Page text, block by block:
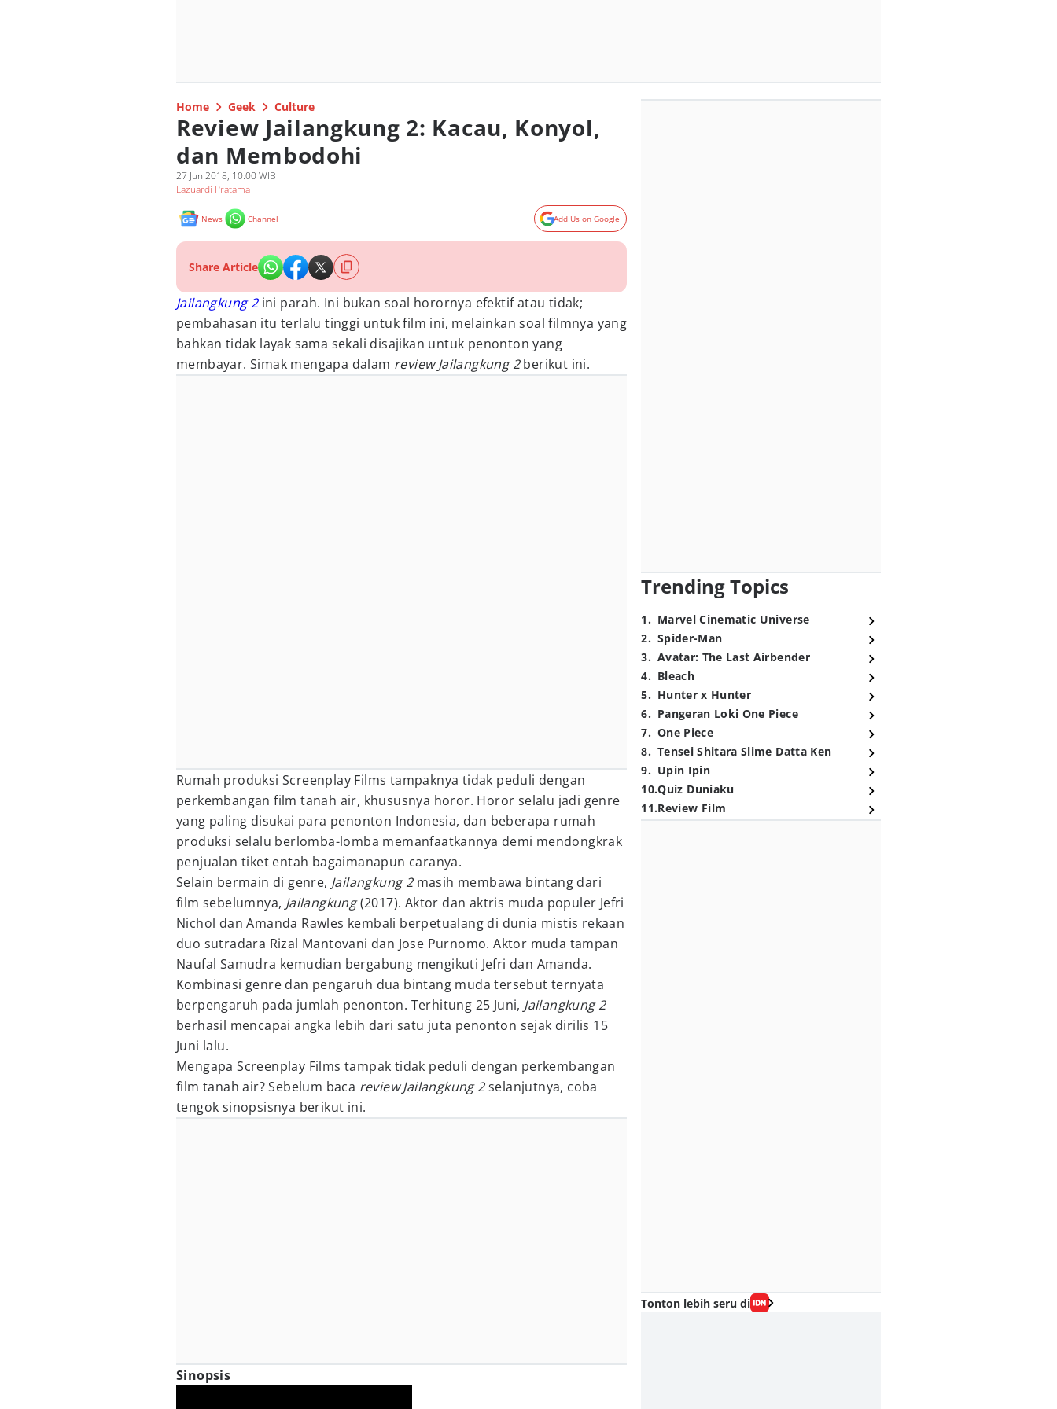
Home Geek Culture
Review Jailangkung 2: Kacau, Konyol,
dan Membodohi
27 Jun 2018, 10:00 WIB
Lazuardi Pratama
News Channel Add Us on Google
Share Article
Jailangkung 2ini parah. Ini bukan soal horornya efektif atau tidak;
pembahasan itu terlalu tinggi untuk film ini, melainkan soal filmnya yang
bahkan tidak layak sama sekali disajikan untuk penonton yang
membayar. Simak mengapa dalam review Jailangkung 2berikut ini.
Rumah produksi Screenplay Films tampaknya tidak peduli dengan
perkembangan film tanah air, khususnya horor. Horor selalu jadi genre
yang paling disukai para penonton Indonesia, dan beberapa rumah
produksi selalu berlomba-lomba memanfaatkannya demi mendongkrak
penjualan tiket entah bagaimanapun caranya.
Selain bermain di genre, Jailangkung 2masih membawa bintang dari
film sebelumnya, Jailangkung(2017). Aktor dan aktris muda populer Jefri
Nichol dan Amanda Rawles kembali berpetualang di dunia mistis rekaan
duo sutradara Rizal Mantovani dan Jose Purnomo. Aktor muda tampan
Naufal Samudra kemudian bergabung mengikuti Jefri dan Amanda.
Kombinasi genre dan pengaruh dua bintang muda tersebut ternyata
berpengaruh pada jumlah penonton. Terhitung 25 Juni, Jailangkung 2
berhasil mencapai angka lebih dari satu juta penonton sejak dirilis 15
Juni lalu.
Mengapa Screenplay Films tampak tidak peduli dengan perkembangan
film tanah air? Sebelum baca review Jailangkung 2selanjutnya, coba
tengok sinopsisnya berikut ini.
Sinopsis
Trending Topics
1. Marvel Cinematic Universe
2. Spider-Man
3. Avatar: The Last Airbender
4. Bleach
5. Hunter x Hunter
6. Pangeran Loki One Piece
7. One Piece
8. Tensei Shitara Slime Datta Ken
9. Upin Ipin
10.Quiz Duniaku
11.Review Film
Tonton lebih seru di